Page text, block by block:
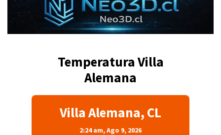
Temperatura Villa
Alemana
Villa Alemana, CL
2:24 am,Ago 9, 2026